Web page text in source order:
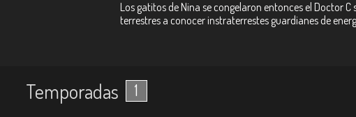
Los gatitos de Nina se congelaron entonces el Doctor
terrestres a conocer instraterrestes guardianes de
Temporadas 1